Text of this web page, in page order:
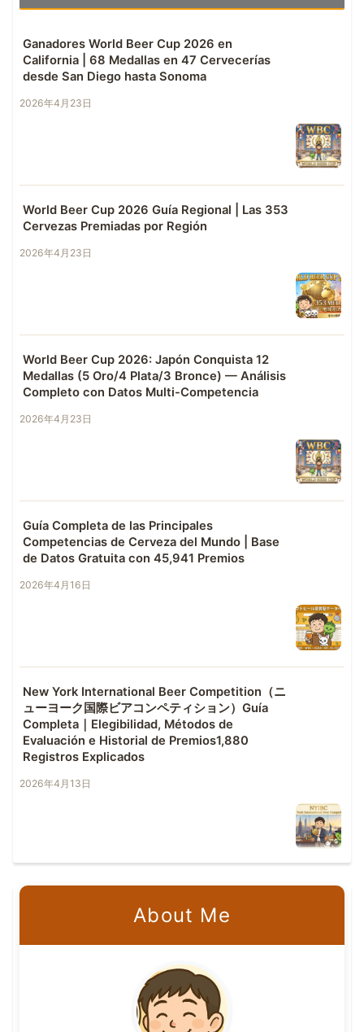
Ganadores World Beer Cup 2026 en
California | 68 Medallas en 47 Cervecerías
desde San Diego hasta Sonoma
2026年4月23日
World Beer Cup 2026 Guía Regional | Las 353
Cervezas Premiadas por Región
2026年4月23日
World Beer Cup 2026: Japón Conquista 12
Medallas (5 Oro/4 Plata/3 Bronce) — Análisis
Completo con Datos Multi-Competencia
2026年4月23日
Guía Completa de las Principales
Competencias de Cerveza del Mundo | Base
de Datos Gratuita con 45,941 Premios
2026年4月16日
New York International Beer Competition（ニ
ューヨーク国際ビアコンペティション）Guía
Completa｜Elegibilidad, Métodos de
Evaluación e Historial de Premios1,880
Registros Explicados
2026年4月13日
About Me